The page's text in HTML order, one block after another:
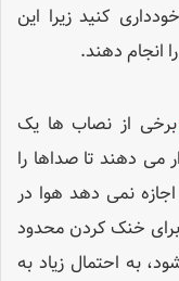
کنید زیرا این
انجام دهند.
برخی از نصاب ها یک
می دهند تا صداها را
نمی دهد هوا در
برای خنک کردن محدود
به احتمال زیاد به